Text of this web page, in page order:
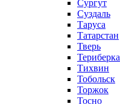
Сургут
Суздаль
Таруса
Татарстан
Тверь
Териберка
Тихвин
Тобольск
Торжок
Тосно